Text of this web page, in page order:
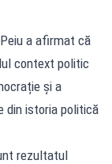
a afirmat că
context politic
și a
din istoria politică
rezultatul